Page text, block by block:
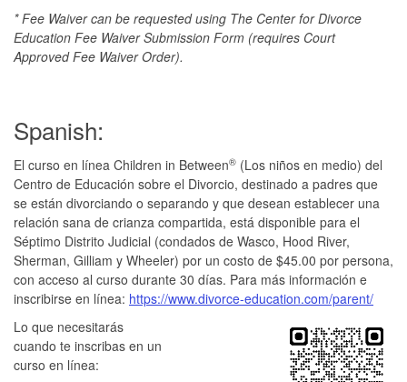
* Fee Waiver can be requested using The Center for Divorce
Education Fee Waiver Submission Form (requires Court
Approved Fee Waiver Order).
Spanish:
El curso en línea Children in Between® (Los niños en medio) del
Centro de Educación sobre el Divorcio, destinado a padres que
se están divorciando o separando y que desean establecer una
relación sana de crianza compartida, está disponible para el
Séptimo Distrito Judicial (condados de Wasco, Hood River,
Sherman, Gilliam y Wheeler) por un costo de $45.00 por persona,
con acceso al curso durante 30 días. Para más información e
inscribirse en línea: https://www.divorce-education.com/parent/
Lo que necesitarás
cuando te inscribas en un
curso en línea: